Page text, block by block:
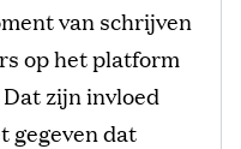
van schrijven
op het platform
zijn invloed
gegeven dat